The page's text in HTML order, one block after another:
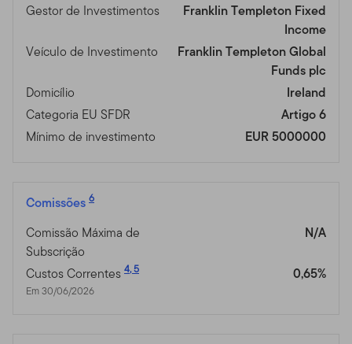
Gestor de Investimentos
Franklin Templeton Fixed
Income
Veículo de Investimento
Franklin Templeton Global
Funds plc
Domicílio
Ireland
Categoria EU SFDR
Artigo 6
Mínimo de investimento
EUR 5000000
Comissões 6
Comissão Máxima de
Subscrição
N/A
Custos Correntes 4,5
Em 30/06/2026
0,65%